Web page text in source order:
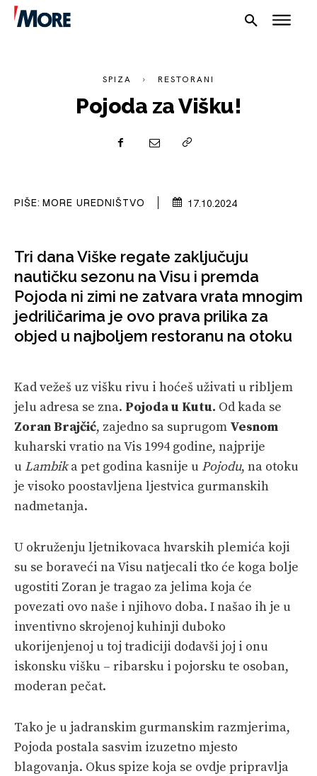
SPORT
PLOVIDBA
SPIZA
VELIKE PRIČE
SHOP
SPIZA RESTORANI
Pojoda za Višku!
PIŠE: MORE UREDNIŠTVO 17.10.2024
Tri dana Viške regate zaključuju
nautičku sezonu na Visu i premda
Pojoda ni zimi ne zatvara vrata mnogim
jedriličarima je ovo prava prilika za
objed u najboljem restoranu na otoku
Kad vežeš uz višku rivu i hoćeš uživati u ribljem
jelu adresa se zna. Pojoda u Kutu. Od kada se
Zoran Brajčić, zajedno sa suprugom Vesnom
kuharski vratio na Vis 1994 godine, najprije
u Lambika pet godina kasnije u Pojodu, na otoku
je visoko poostavljena ljestvica gurmanskih
nadmetanja.
U okruženju ljetnikovaca hvarskih plemića koji
su se boraveći na Visu natjecali tko će koga bolje
ugostiti Zoran je tragao za jelima koja će
povezati ovo naše i njihovo doba. I našao ih je u
inventivno skrojenoj kuhinji duboko
ukorijenjenoj u toj tradiciji dodavši joj i onu
iskonsku višku – ribarsku i pojorsku te osoban,
moderan pečat.
Tako je u jadranskim gurmanskim razmjerima,
Pojoda postala sasvim izuzetno mjesto
blagovanja. Okus spize koja se ovdje pripravlja